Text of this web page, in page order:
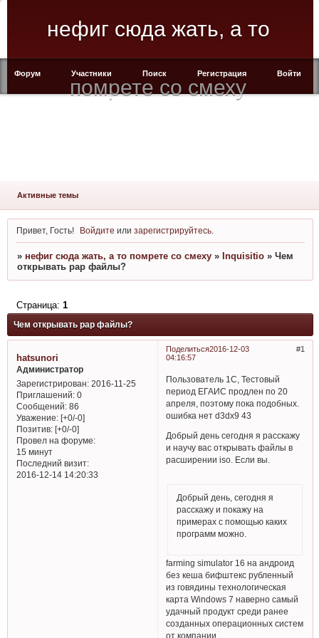
нефиг сюда жать, а то
помрете со смеху
Форум Участники Поиск Регистрация Войти
Активные темы
Привет, Гость! Войдите илизарегистрируйтесь
» нефиг сюда жать, а то помрете со смеху » Inquisitio » Чем
открывать рар файлы?
Чем открывать рар файлы?
Страница: 1
Поделиться 1
2016-12-03
04:16:57
hatsunori
Администратор
Зарегистрирован: 2016-11-25
Приглашений:0
Сообщений:86
Уважение: [+0/-0]
Позитив: [+0/-0]
Провел на форуме:
15 минут
Последний визит:
2016-12-14 14:20:33
Пользователь 1С, Тестовый
период ЕГАИС продлен по 20
апреля, поэтому пока подобных.
ошибка нет d3dx9 43
Добрый день сегодня я расскажу
и научу вас открывать файлы в
расширении iso. Если вы.
Добрый день, сегодня я
расскажу и покажу на
примерах с помощью каких
программ можно.
farming simulator 16 на андроид
без кеша бифштекс рубленный
из говядины технологическая
карта Windows 7 наверно самый
удачный продукт среди ранее
созданных операционных систем
от компании.